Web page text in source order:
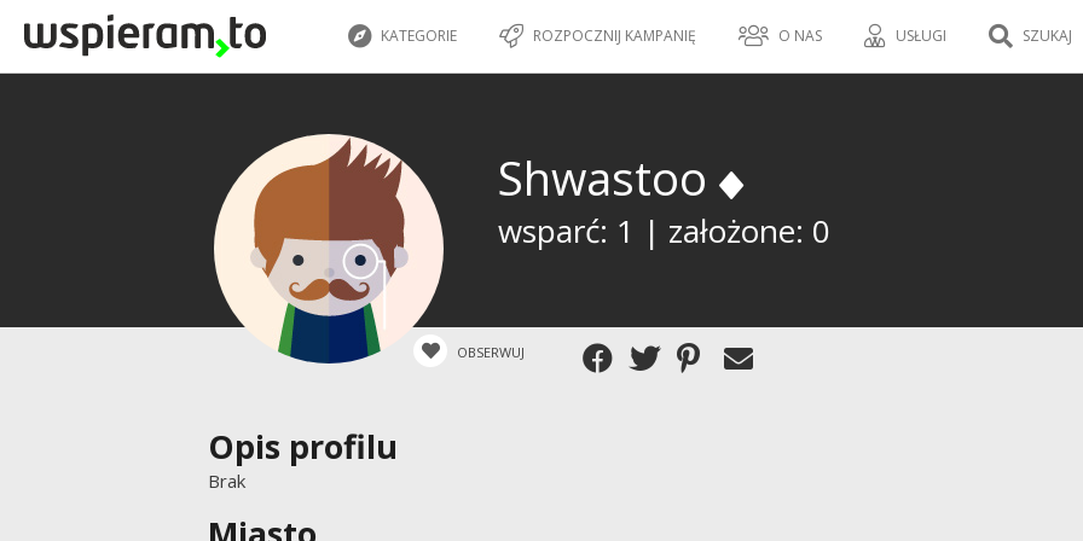
KATEGORIE ROZPOCZNIJ KAMPANIĘ O NAS USŁUGI SZUKAJ
Shwastoo
wsparć: 1 | założone: 0
OBSERWUJ
Opis profilu
Brak